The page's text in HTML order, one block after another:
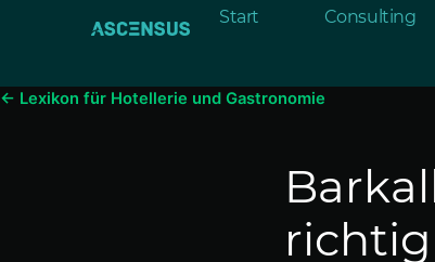
Start Consulting
← Lexikon für Hotellerie und Gastronomie